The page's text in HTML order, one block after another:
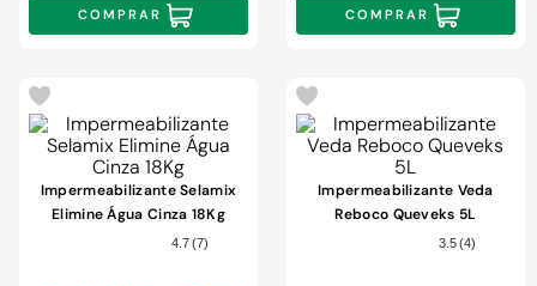
COMPRAR COMPRAR
Impermeabilizante Selamix
Elimine Água Cinza 18Kg
4.7(7)
Impermeabilizante Veda
Reboco Queveks 5L
3.5(4)